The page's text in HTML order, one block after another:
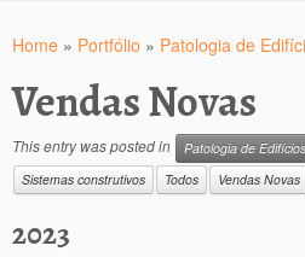
Home » Portfólio » Patologia de
Vendas Novas
This entry was posted in Patologia de Edifícios
Sistemas construtivos
Todos Vendas Novas
2023